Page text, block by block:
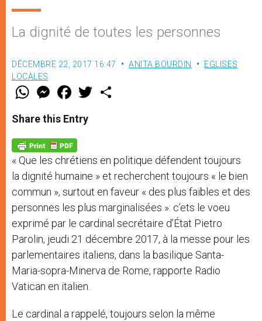
La dignité de toutes les personnes
DÉCEMBRE 22, 2017 16:47 ANITA BOURDIN
EGLISES
LOCALES
W
t
s
p
p
M
e
s
e
g
e
r
F
a
e
b
o
k
w
Share this Entry
« Que les chrétiens en politique défendent toujours
la dignité humaine » et recherchent toujours « le bien
commun », surtout en faveur « des plus faibles et des
personnes les plus marginalisées »: c’ets le voeu
exprimé par le cardinal secrétaire d’État Pietro
Parolin, jeudi 21 décembre 2017, à la messe pour les
parlementaires italiens, dans la basilique Santa-
Maria-sopra-Minerva de Rome, rapporte Radio
Vatican en italien.
Le cardinal a rappelé, toujours selon la même